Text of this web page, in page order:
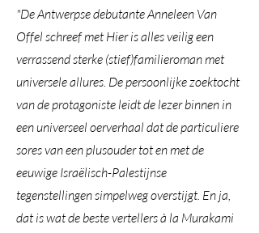
"De Antwerpse debutante Anneleen Van
Offel schreef met Hier is alles veilig een
verrassend sterke (stief)familieroman met
universele allures. De persoonlijke zoektocht
van de protagoniste leidt de lezer binnen in
een universeel oerverhaal dat de particuliere
sores van een plusouder tot en met de
eeuwige Israëlisch-Palestijnse
tegenstellingen simpelweg overstijgt. En ja,
dat is wat de beste vertellers à la Murakami